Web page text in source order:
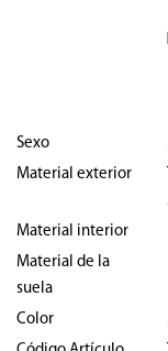
Sexo
Material exterior
Material interior
Material de la
suela
Color